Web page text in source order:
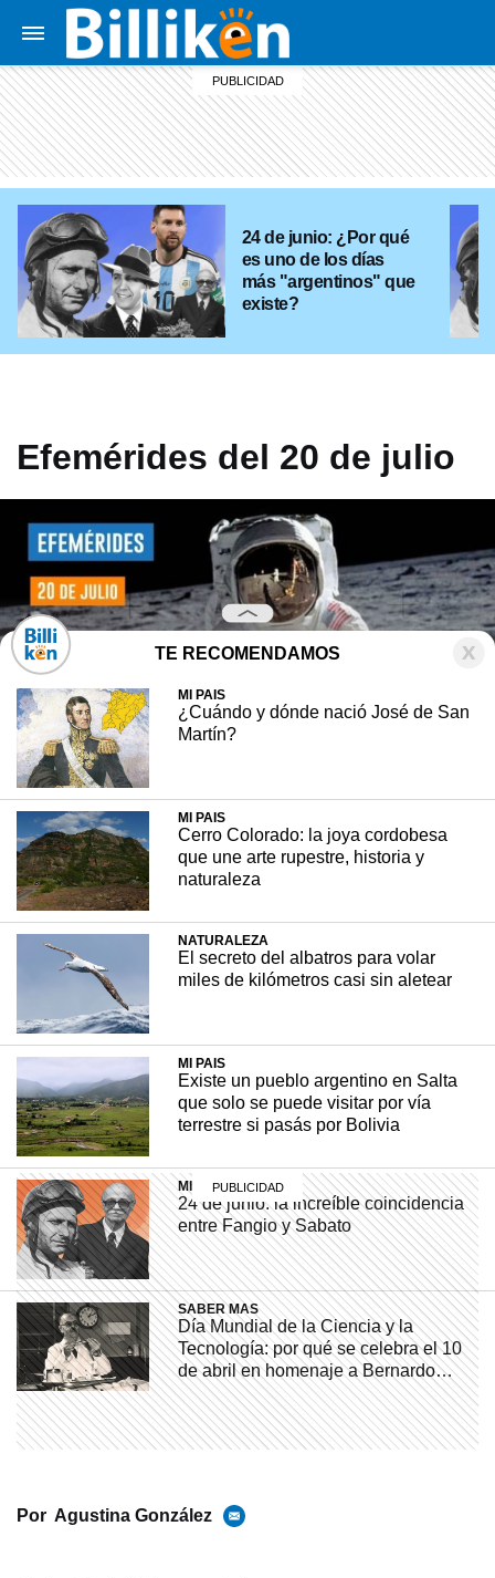
24 de junio: ¿Por qué
es uno de los días
más "argentinos" que
existe?
Efemérides del 20 de julio
1ER CICLO - EFEMÉRIDES 19 julio, 2024
Por Agustina González
TE RECOMENDAMOS
MI PAIS
¿Cuándo y dónde nació José de San
Martín?
MI PAIS
Cerro Colorado: la joya cordobesa
que une arte rupestre, historia y
naturaleza
NATURALEZA
El secreto del albatros para volar
miles de kilómetros casi sin aletear
MI PAIS
Existe un pueblo argentino en Salta
que solo se puede visitar por vía
terrestre si pasás por Bolivia
MI PAIS
24 de junio: la increíble coincidencia
entre Fangio y Sabato
SABER MAS
Día Mundial de la Ciencia y la
Tecnología: por qué se celebra el 10
de abril en homenaje a Bernardo
Houssay
SABER MAS
¿Qué diferencia hay entre una